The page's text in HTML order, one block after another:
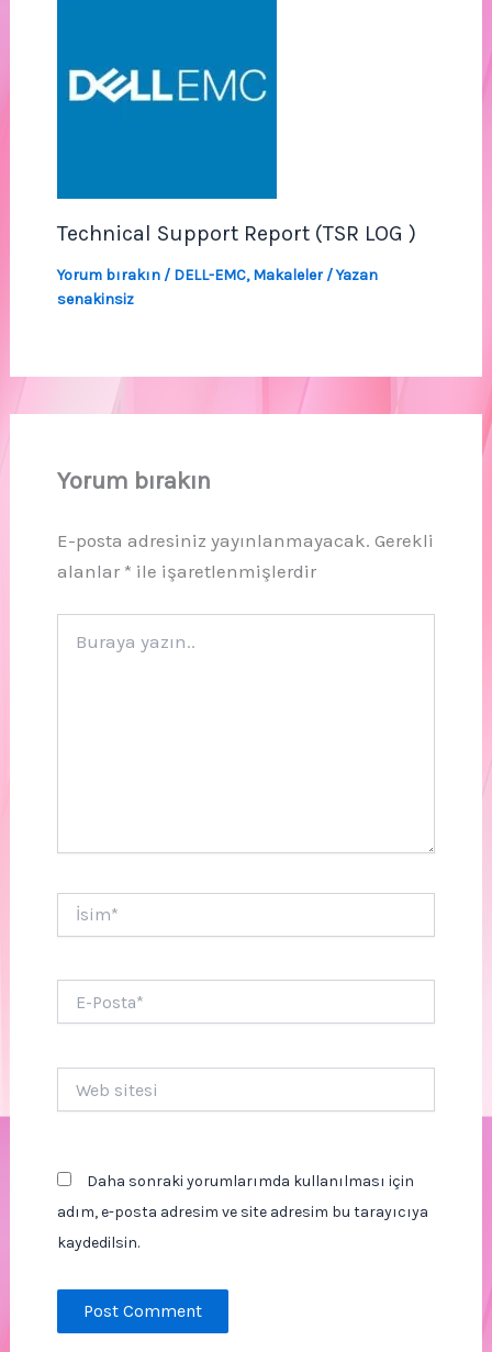
Technical Support Report (TSR LOG )
Yorum bırakın / DELL-EMC,Makaleler/ Yazan
senakinsiz
Yorum bırakın
E-posta adresiniz yayınlanmayacak. Gerekli
alanlar * ile işaretlenmişlerdir
yazın..
İsim*
Posta*
sitesi
Daha sonraki yorumlarımda kullanılması için
adım, e-posta adresim ve site adresim bu tarayıcıya
kaydedilsin.